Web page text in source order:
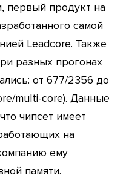
первый продукт на
самой
Leadcore. Также
разных прогонах
от 677/2356 до
multi-core). Данные
чипсет имеет
на
ему
памяти.